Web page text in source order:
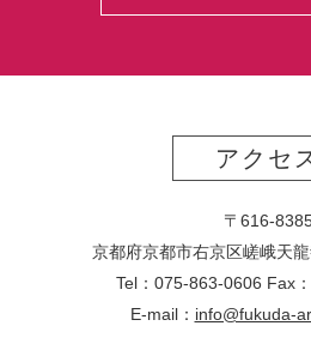
アクセ
〒616-
京都府京都市右京区嵯峨天
Tel：075-863-0606 Fax
E-mail： info@fukuda-